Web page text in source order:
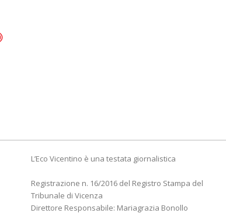
L’Eco Vicentino è una testata giornalistica
Registrazione n. 16/2016 del Registro Stampa del
Tribunale di Vicenza
Direttore Responsabile: Mariagrazia Bonollo